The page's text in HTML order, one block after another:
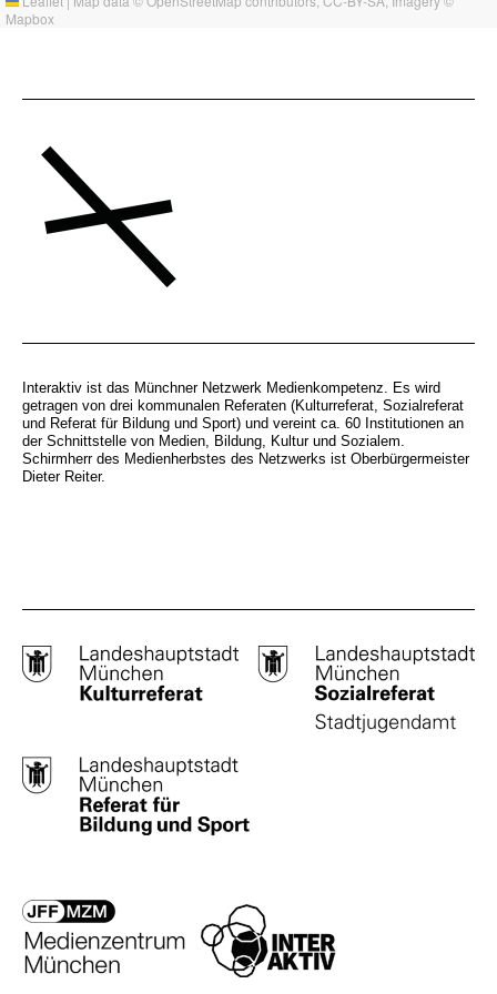
Mapbox
Interaktiv ist das Münchner Netzwerk Medienkompetenz. Es wird
getragen von drei kommunalen Referaten (Kulturreferat, Sozialreferat
und Referat für Bildung und Sport) und vereint ca. 60 Institutionen an
der Schnittstelle von Medien, Bildung, Kultur und Sozialem.
Schirmherr des Medienherbstes des Netzwerks ist Oberbürgermeister
Dieter Reiter.